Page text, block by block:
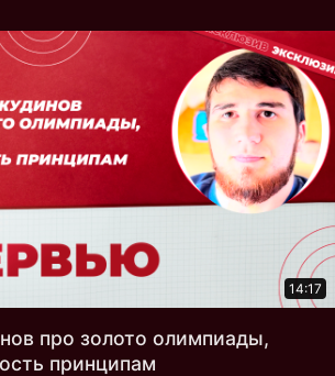
14:17
про золото олимпиады,
принципам